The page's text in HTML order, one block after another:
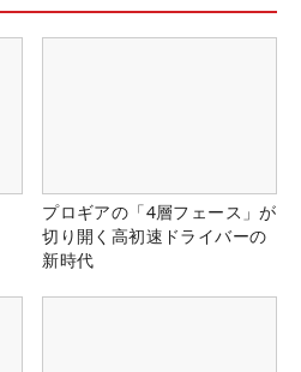
プロギアの「4層フェース」が
切り開く高初速ドライバーの
新時代